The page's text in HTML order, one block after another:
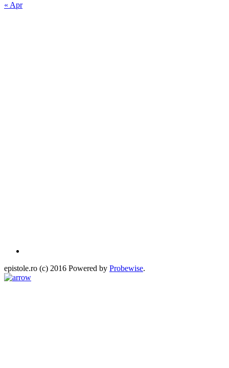
« Apr
epistole.ro (c) 2016 Powered by Probewise.